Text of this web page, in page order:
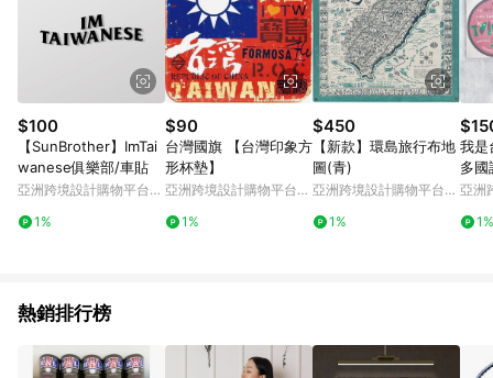
顏色、價位、贈品如與 Pinkoi 商品資訊頁及購物車不符，以
Pinkoi 購物商品資訊頁及購物車標示為準。 10. 點數紅包使用規
則請以點數紅包活動說明為準。 11. 若於 LINE 購物前往 Pinkoi
頁面後才首次下載 Pinkoi APP 並完成訂單，不符合導購資格；承
上，首次下載 Pinkoi APP 後，需透過 LINE 購物前往 Pinkoi 頁
面，方享導購資格。
$100
【SunBrother】ImTai
wanese俱樂部/車貼
亞洲跨境設計購物平台
1%
$90
台灣國旗 【台灣印象方
形杯墊】
亞洲跨境設計購物平台
1%
$450
【新款】環島旅行布地
圖(青)
亞洲跨境設計購物平台
1%
我是
多國
旗
亞洲
1%
熱銷排行榜